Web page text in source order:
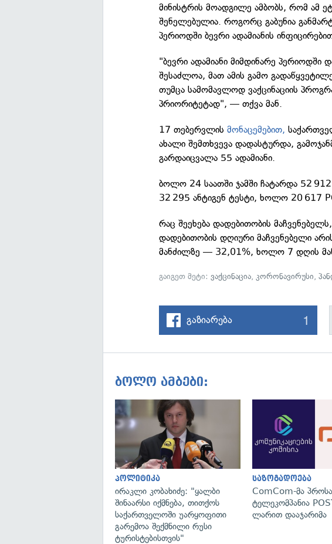
მინისტრის მოადგილე ამბობს, რომ ამ
შენელებულია. როგორც გაბუნია
პერიოდში ბევრი ადამიანის
"ბევრი ადამიანი მიმდინარე პერიოდში
შესაძლოა, მათ ამის გამო
თუმცა სამომავლოდ ვაქცინაციის
პრიორიტეტად", — თქვა მან.
17 თებერვლისმონაცემებით,
ახალი შემთხვევა დადასტურდა,
გარდაიცვალა 55 ადამიანი.
ბოლო 24 საათში ჯამში ჩატარდა 52
32 295 ანტიგენ ტესტი, ხოლო 20 617
რაც შეეხება დადებითობის
დადებითობის დღიური მაჩვენებელი
მანძილზე — 32,01%, ხოლო 7 დღის
გაიგეთ მეტი:ვაქცინაცია,კორონავირუსი,
გაზიარება 1
ბოლო ამბები:
პოლიტიკა
ირაკლი კობახიძე: "ყალბი
შინაარსი იქმნება, თითქოს
საქართველოში უარყოფითი
გარემოა შექმნილი რუსი
ტურისტებისთვის"
საზოგადოება
ComCom-მა
ტელეკომპანია
ლარით დააჯარიმა